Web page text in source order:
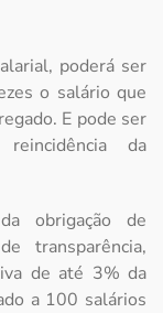
poderá ser
o salário que
E pode ser
da
obrigação de
transparência,
de até 3% da
a 100 salários